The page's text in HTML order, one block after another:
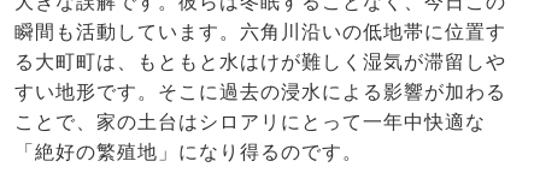
瞬間も活動しています。六角川沿いの低地帯に位置す
る大町町は、もともと水はけが難しく湿気が滞留しや
すい地形です。そこに過去の浸水による影響が加わる
ことで、家の土台はシロアリにとって一年中快適な
「絶好の繁殖地」になり得るのです。